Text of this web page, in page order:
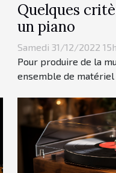
Quelques
un piano
Samedi 31/12/2022 15h
Pour produire de la
ensemble de matériel